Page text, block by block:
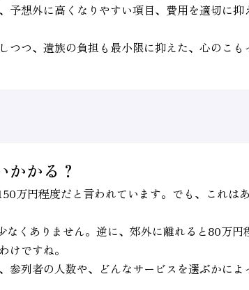
想外に高くなりやすい項目、費用を適切に抑
つつ、遺族の負担も最小限に抑えた、心のこ
かる？
万円程度だと言われています。でも、これは
くありません。逆に、郊外に離れると80万
けですね。
参列者の人数や、どんなサービスを選ぶかに